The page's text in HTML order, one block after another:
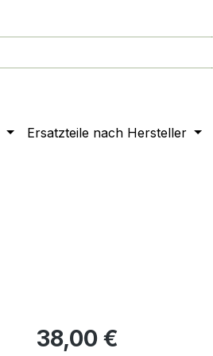
Ersatzteile nach Hersteller
38,00 €